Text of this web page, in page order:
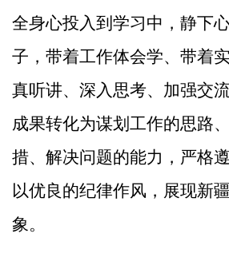
全身心投入到学习中，静下
子， 带着工作体会学、带着
真听讲、深入思考、加强交
成果转化为谋划工作的思路
措、解决问题的能力，严格
以优良的纪律作风，展现新
象。